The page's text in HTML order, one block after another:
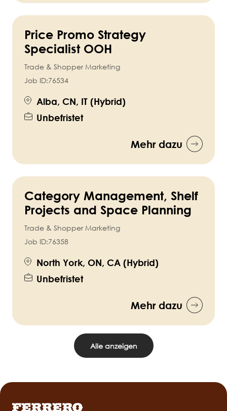
Price Promo Strategy
Specialist OOH
Trade & Shopper Marketing
Job ID:76534
Alba, CN, IT (Hybrid)
Unbefristet
Mehr dazu
Category Management, Shelf
Projects and Space Planning
Trade & Shopper Marketing
Job ID:76358
North York, ON, CA (Hybrid)
Unbefristet
Mehr dazu
Alle anzeigen